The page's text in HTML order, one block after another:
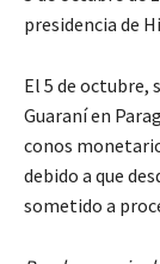
presidencia de
El 5 de octubre,
Guaraní en
conos
debido a que
sometido a